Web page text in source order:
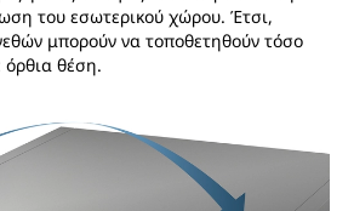
του εσωτερικού χώρου. Έτσι,
μπορούν να τοποθετηθούν τόσο
όρθια θέση.